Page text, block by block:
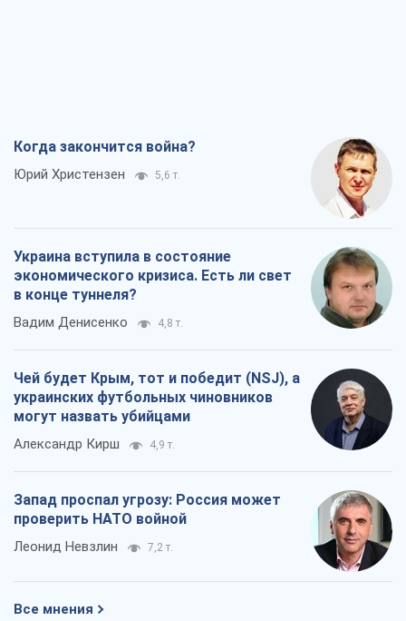
Когда закончится война?
Юрий Христензен 5,6 т.
Украина вступила в состояние
экономического кризиса. Есть ли свет
в конце туннеля?
Вадим Денисенко 4,8 т.
Чей будет Крым, тот и победит (NSJ), а
украинских футбольных чиновников
могут назвать убийцами
Александр Кирш 4,9 т.
Запад проспал угрозу: Россия может
проверить НАТО войной
Леонид Невзлин 7,2 т.
Все мнения